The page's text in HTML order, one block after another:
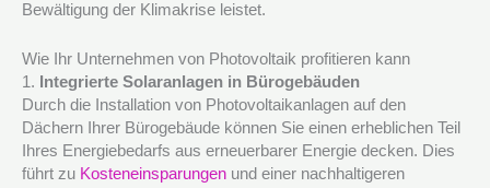
Bewältigung der Klimakrise leistet.
Wie Ihr Unternehmen von Photovoltaik profitieren kann
1.
Integrierte Solaranlagen in Bürogebäuden
Durch die Installation von Photovoltaikanlagen auf den
Dächern Ihrer Bürogebäude können Sie einen erheblichen Teil
Ihres Energiebedarfs aus erneuerbarer Energie decken. Dies
führt zu Kosteneinsparungen und einer nachhaltigeren